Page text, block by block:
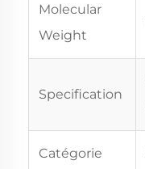
Molecular
Weight
Specification
Catégorie